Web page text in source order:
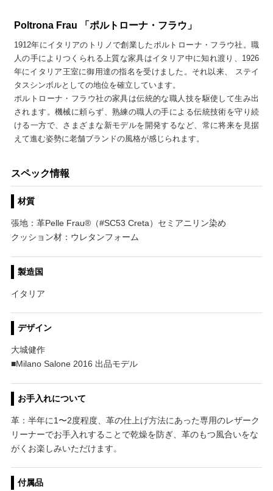
Poltrona Frau 「ポルトローナ・フラウ」
1912年にイタリアのトリノで創業したポルトローナ・フラウ社。職
人の手によりつくられる上質な家具はイタリア中に知れ渡り、1926
年にイタリア王室に御用達の指名を受けました。それ以来、 ステイ
タスシンボルとしての地位を確立しています。
ポルトローナ・フラウ社の家具は伝統的な職人技を駆使して生み出
されます。機械に頼らず、熟練の職人の手による伝統技術を守り続
ける一方で、さまざまな新モデルを開発するなど、常に将来を見据
えて進む姿勢に老舗ブランドの風格が感じられます。
スペック情報
材質
張地：革Pelle Frau®（#SC53 Creta）セミアニリン染め
クッション材：ウレタンフォーム
製造国
イタリア
デザイン
大城健作
■Milano Salone 2016 出品モデル
お手入れについて
革：半年に1〜2度程度、革の仕上げ方法にあった専用のレザーク
リーナーでお手入れすることで乾燥を防ぎ、革のもつ風合いをな
がくお楽しみいただけます。
付属品